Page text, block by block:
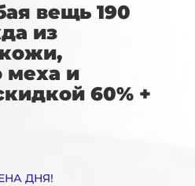
вещь 190
из
меха и
60% +
ДНЯ!